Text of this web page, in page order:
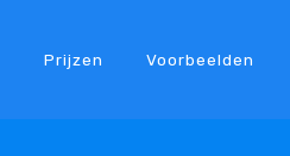
Prijzen Voorbeelden